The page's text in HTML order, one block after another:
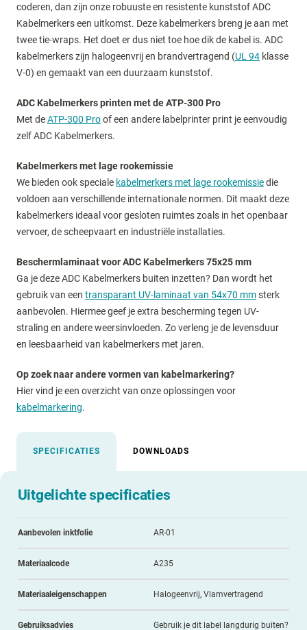
coderen, dan zijn onze robuuste en resistente kunststof ADC
Kabelmerkers een uitkomst. Deze kabelmerkers breng je aan met
twee tie-wraps. Het doet er dus niet toe hoe dik de kabel is. ADC
kabelmerkers zijn halogeenvrij en brandvertragend (UL 94 klasse
V-0) en gemaakt van een duurzaam kunststof.
ADC Kabelmerkers printen met de ATP-300 Pro
Met deATP-300 Proof een andere labelprinter print je eenvoudig
zelf ADC Kabelmerkers.
Kabelmerkers met lage rookemissie
We bieden ook speciale kabelmerkers met lage rookemissiedie
voldoen aan verschillende internationale normen. Dit maakt deze
kabelmerkers ideaal voor gesloten ruimtes zoals in het openbaar
vervoer, de scheepvaart en industriële installaties.
Beschermlaminaat voor ADC Kabelmerkers 75x25 mm
Ga je deze ADC Kabelmerkers buiten inzetten? Dan wordt het
gebruik van een transparant UV-laminaat van 54x70 mmsterk
aanbevolen. Hiermee geef je extra bescherming tegen UV-
straling en andere weersinvloeden. Zo verleng je de levensduur
en leesbaarheid van kabelmerkers met jaren.
Op zoek naar andere vormen van kabelmarkering?
Hier vind je een overzicht van onze oplossingen voor
kabelmarkering.
SPECIFICATIES DOWNLOADS
Uitgelichte specificaties
Aanbevolen inktfolie AR-01
Materiaalcode A235
Materiaaleigenschappen Halogeenvrij, Vlamvertragend
Gebruiksadvies
Gebruik je dit label langdurig buiten?